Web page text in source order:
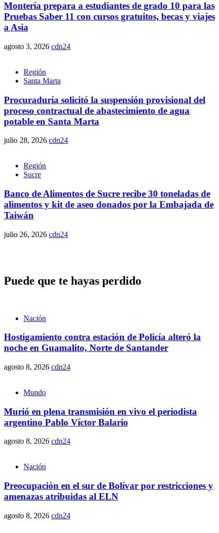
Montería prepara a estudiantes de grado 10 para las
Pruebas Saber 11 con cursos gratuitos, becas y viajes
a Asia
agosto 3, 2026 cdn24
Región
Santa Marta
Procuraduría solicitó la suspensión provisional del
proceso contractual de abastecimiento de agua
potable en Santa Marta
julio 28, 2026 cdn24
Región
Sucre
Banco de Alimentos de Sucre recibe 30 toneladas de
alimentos y kit de aseo donados por la Embajada de
Taiwán
julio 26, 2026 cdn24
Puede que te hayas perdido
Nación
Hostigamiento contra estación de Policía alteró la
noche en Guamalito, Norte de Santander
agosto 8, 2026 cdn24
Mundo
Murió en plena transmisión en vivo el periodista
argentino Pablo Víctor Balario
agosto 8, 2026 cdn24
Nación
Preocupación en el sur de Bolívar por restricciones y
amenazas atribuidas al ELN
agosto 8, 2026 cdn24